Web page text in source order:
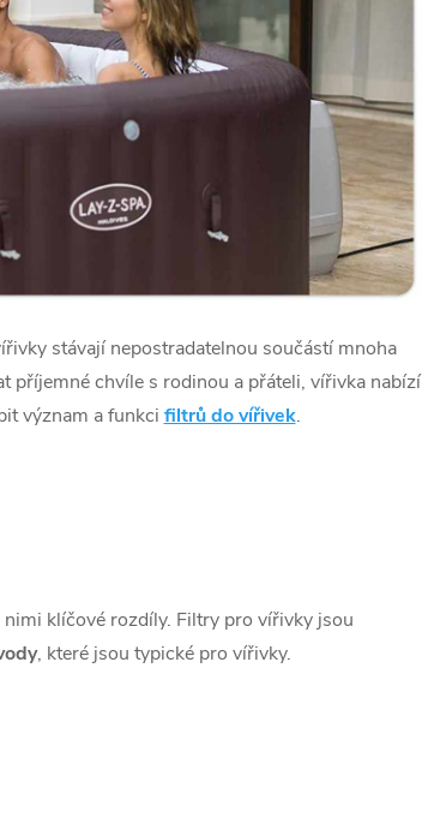
stávají nepostradatelnou součástí mnoha
příjemné chvíle s rodinou a přáteli, vířivka nabízí
význam a funkci filtrů do vířivek.
klíčové rozdíly. Filtry pro vířivky jsou
, které jsou typické pro vířivky.